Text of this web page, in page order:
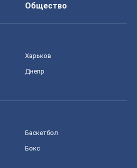
Общество
Харьков
Днепр
Баскетбол
Бокс